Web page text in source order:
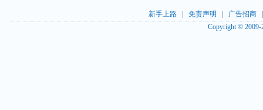
新手上路| 免责声明 广告招商
Copyright ©